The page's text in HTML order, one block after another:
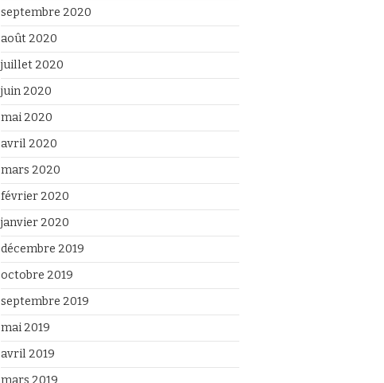
septembre 2020
août 2020
juillet 2020
juin 2020
mai 2020
avril 2020
mars 2020
février 2020
janvier 2020
décembre 2019
octobre 2019
septembre 2019
mai 2019
avril 2019
mars 2019